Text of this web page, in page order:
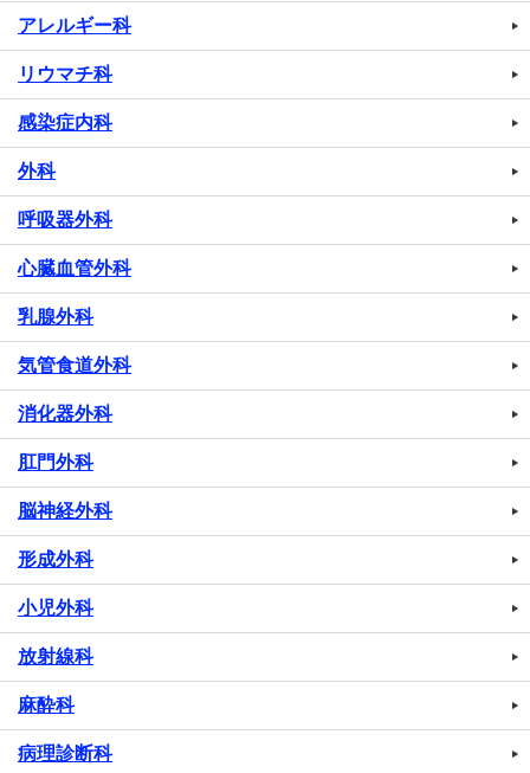
アレルギー科
リウマチ科
感染症内科
外科
呼吸器外科
心臓血管外科
乳腺外科
気管食道外科
消化器外科
肛門外科
脳神経外科
形成外科
小児外科
放射線科
麻酔科
病理診断科